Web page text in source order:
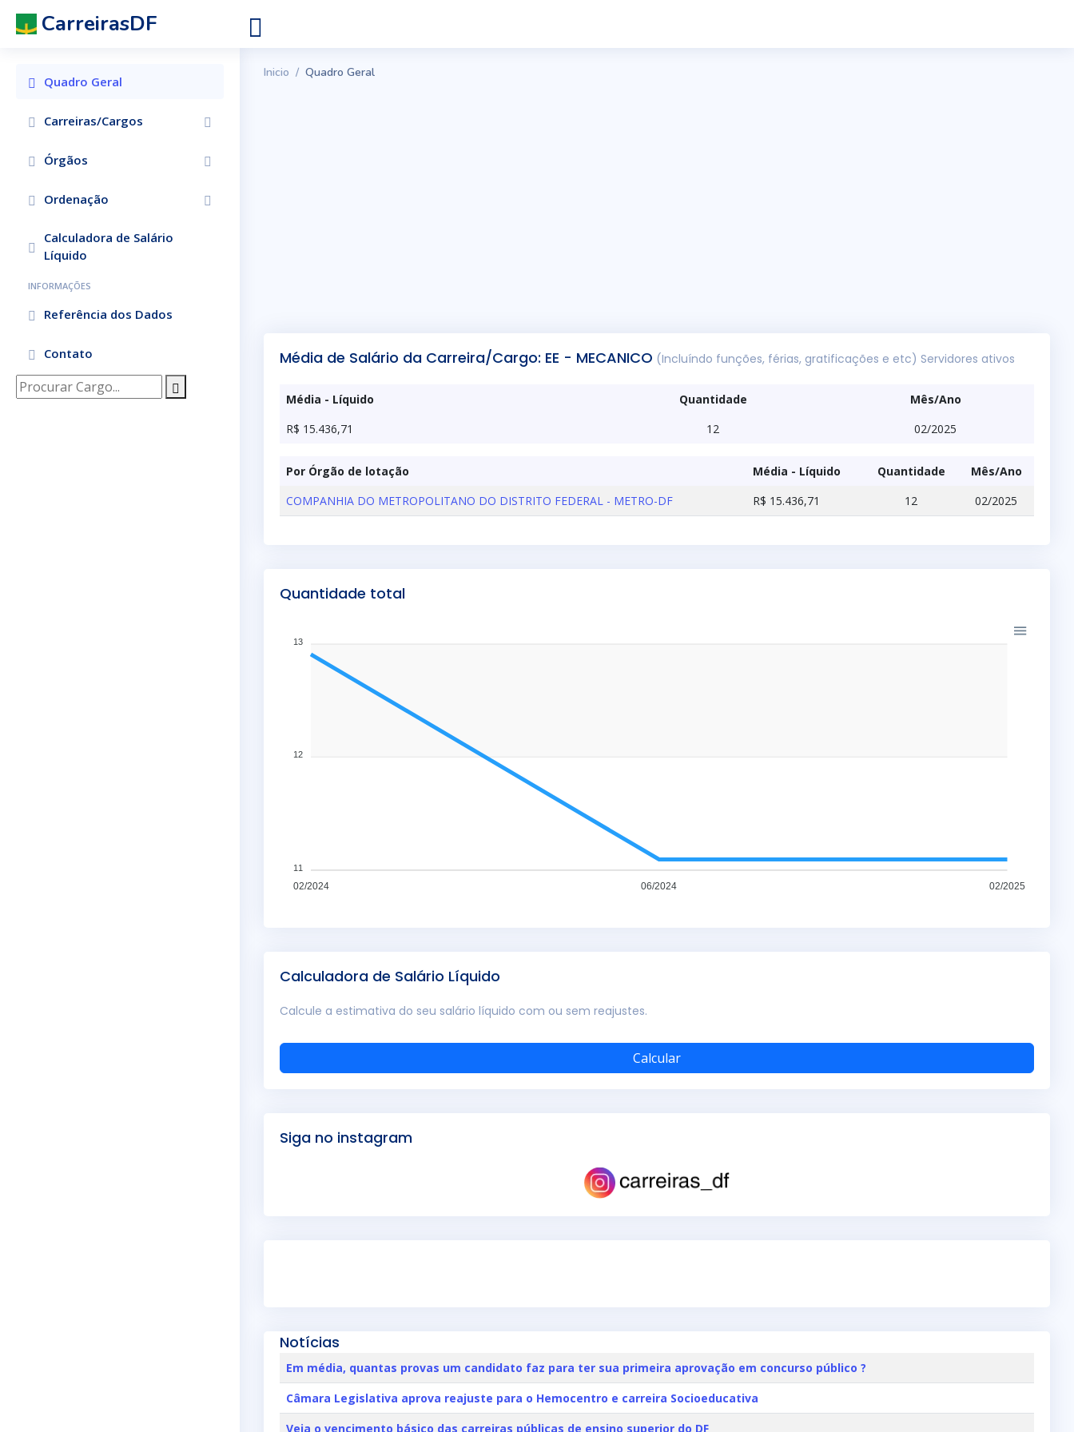
CarreirasDF
Quadro Geral
Carreiras/Cargos
Órgãos
Ordenação
Calculadora de Salário
Líquido
INFORMAÇÕES
Referência dos Dados
Contato
Inicio Quadro Geral
Média de Salário da Carreira/Cargo: EE - MECANICO (Incluíndo funções, férias, gratificações e etc) Servidores ativos
Média - Líquido Quantidade
Mês/Ano
R$ 15.436,71
12 02/2025
Por Órgão de lotação Média - Líquido Quantidade
Mês/Ano
COMPANHIA DO METROPOLITANO DO DISTRITO FEDERAL - METRO-DF
R$ 15.436,71 12 02/2025
Quantidade total
02/2024 06/2024 02/2025
13
12
11
Calculadora de Salário Líquido
Calcule a estimativa do seu salário líquido com ou sem reajustes.
Calcular
Siga no instagram
Notícias
Em média, quantas provas um candidato faz para ter sua primeira aprovação em concurso público ?
Câmara Legislativa aprova reajuste para o Hemocentro e carreira Socioeducativa
Veja o vencimento básico das carreiras públicas de ensino superior do DF